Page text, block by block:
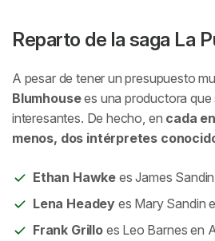
Reparto de la saga La
A pesar de tener un presupuesto
Blumhousees una productora que
interesantes. De hecho, en cada
menos, dos intérpretes
Ethan Hawke es James
Lena Headey es Mary Sandin
Frank Grilloes Leo Barnes en